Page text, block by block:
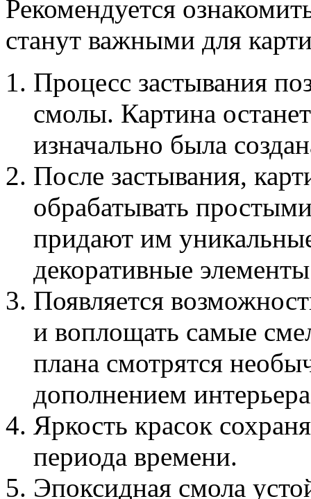
Рекомендуется
станут важными для
Процесс застывания
смолы. Картина
изначально была
После застывания,
обрабатывать
придают им
декоративные
Появляется
и воплощать самые
плана смотрятся
дополнением
Яркость красок
периода времени.
Эпоксидная смола